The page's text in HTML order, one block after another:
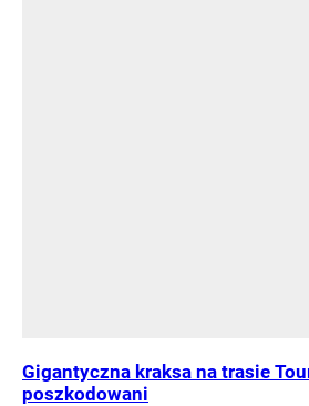
Gigantyczna kraksa na trasie
poszkodowani